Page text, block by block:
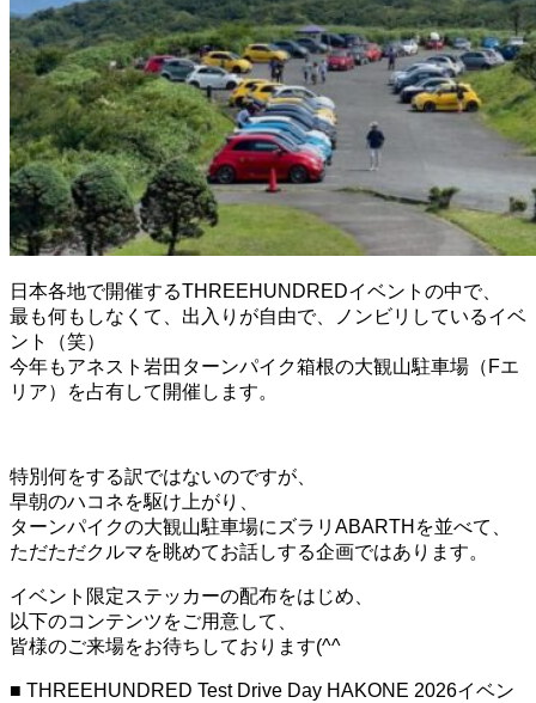
日本各地で開催するTHREEHUNDREDイベントの中で、
最も何もしなくて、出入りが自由で、ノンビリしているイベ
ント（笑）
今年もアネスト岩田ターンパイク箱根の大観山駐車場（Fエ
リア）を占有して開催します。
特別何をする訳ではないのですが、
早朝のハコネを駆け上がり、
ターンパイクの大観山駐車場にズラリABARTHを並べて、
ただただクルマを眺めてお話しする企画ではあります。
イベント限定ステッカーの配布をはじめ、
以下のコンテンツをご用意して、
皆様のご来場をお待ちしております(^^ゞ
■ THREEHUNDRED Test Drive Day HAKONE 2026イベン